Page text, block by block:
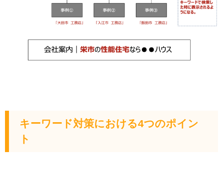
キーワード対策における4つのポイン
ト